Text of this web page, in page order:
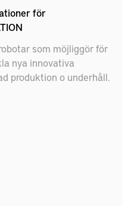
för
som möjliggör för
nya innovativa
produktion o underhåll.